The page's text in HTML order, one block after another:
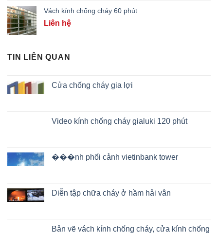
Vách kính chống cháy 60 phút
Liên hệ
TIN LIÊN QUAN
Cửa chống cháy gia lợi
Video kính chống cháy gialuki 120 phút
���nh phối cảnh vietinbank tower
Diễn tập chữa cháy ở hầm hải vân
Bản vẽ vách kính chống cháy, cửa kính chống